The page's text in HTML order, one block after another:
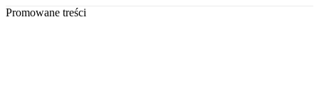
Promowane treści